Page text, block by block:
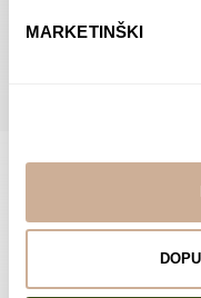
MARKETINŠKI
POGLEDAJTE
Limited